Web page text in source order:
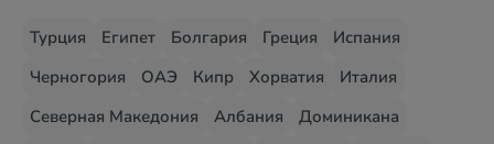
Турция Египет Болгария Греция
Испания
Черногория
ОАЭ Кипр Хорватия
Италия
Северная Македония
Албания
Доминикана